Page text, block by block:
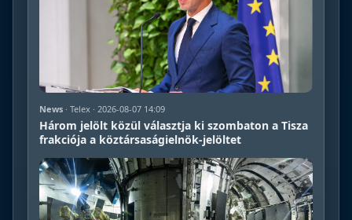
News · Telex · 2026-08-07 14:09
Három jelölt közül választja ki szombaton a Tisza
frakciója a köztársaságielnök-jelöltet